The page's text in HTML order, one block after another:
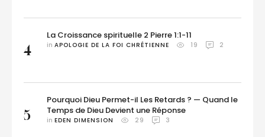
4
La Croissance spirituelle 2 Pierre 1:1-11
in APOLOGIE DE LA FOI CHRÉTIENNE 19 2
5
Pourquoi Dieu Permet-il Les Retards ? — Quand le
Temps de Dieu Devient une Réponse
in EDEN DIMENSION 29 3